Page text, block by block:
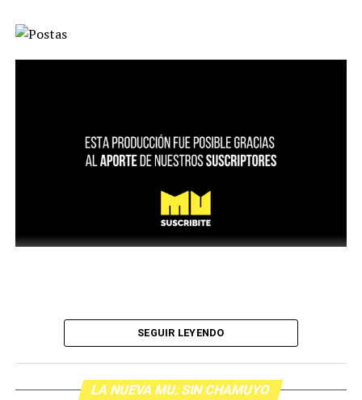
SEGUIR LEYENDO
LA NUEVA MU. SIN CHAMUYO